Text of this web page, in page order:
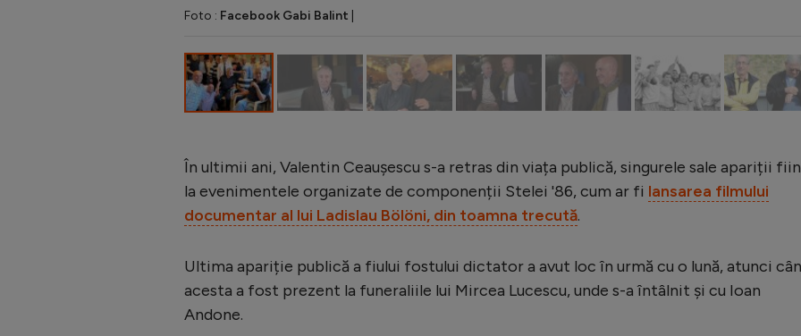
Foto : Facebook Gabi Balint
În ultimii ani, Valentin Ceaușescu s-a retras din viața publică, singurele sale apariții
la evenimentele organizate de componenții Stelei '86, cum ar fi lansarea filmului
documentar al lui Ladislau Bölöni, din toamna trecută.
Ultima apariție publică a fiului fostului dictator a avut loc în urmă cu o lună, atunci
acesta a fost prezent la funeraliile lui Mircea Lucescu, unde s-a întâlnit și cu Ioan
Andone.